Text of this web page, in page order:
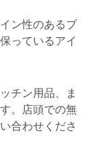
ン性のあるブ
っているアイ
チン用品、ま
。店頭での無
合わせくださ